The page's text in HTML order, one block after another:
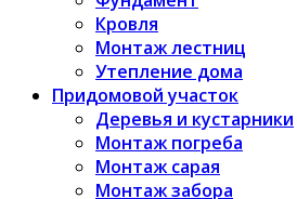
Кровля
Монтаж лестниц
Утепление дома
Придомовой участок
Деревья и кустарники
Монтаж погреба
Монтаж сарая
Монтаж забора